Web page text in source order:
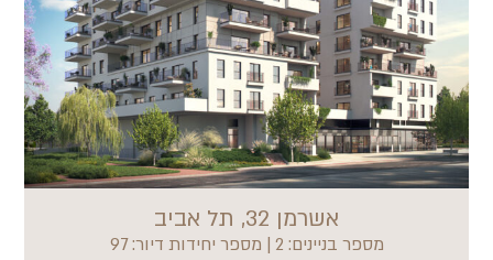
אשרמן 32, תל אביב
מספר בניינים: 2 | מספר יחידות דיור: 97